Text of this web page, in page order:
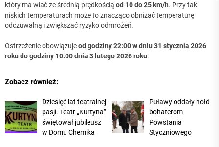
który ma wiać ze średnią prędkością od 10 do 25 km/h. Przy tak
niskich temperaturach może to znacząco obniżać temperaturę
odczuwalną i zwiększać ryzyko odmrożeń.
Ostrzeżenie obowiązujeod godziny 22:00 w dniu 31 stycznia 2026
roku do godziny 10:00 dnia 3 lutego 2026 roku.
Zobacz również:
Dziesięć lat teatralnej
pasji. Teatr „Kurtyna”
świętował jubileusz
w Domu Chemika
Puławy oddały hołd
bohaterom
Powstania
Styczniowego